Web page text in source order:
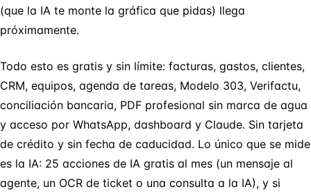
(que la IA te monte la gráfica que pidas) llega
próximamente.
Todo esto es gratis y sin límite: facturas, gastos, clientes,
CRM, equipos, agenda de tareas, Modelo 303, Verifactu,
conciliación bancaria, PDF profesional sin marca de agua
y acceso por WhatsApp, dashboard y Claude. Sin tarjeta
de crédito y sin fecha de caducidad. Lo único que se mide
es la IA: 25 acciones de IA gratis al mes (un mensaje al
agente, un OCR de ticket o una consulta a la IA), y si